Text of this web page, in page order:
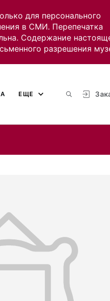
для персонального
в СМИ. Перепечатка
Содержание
разрешения
ЕЩЕ